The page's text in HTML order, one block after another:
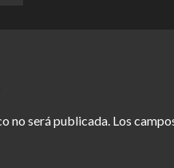
no será publicada. Los